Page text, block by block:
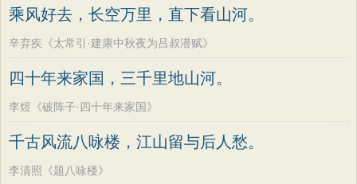
乘风好去，长空万里，直下看山河。
辛弃疾《太常引·建康中秋夜为吕叔潜赋》
四十年来家国，三千里地山河。
李煜《破阵子·四十年来家国》
千古风流八咏楼，江山留与后人愁。
李清照《题八咏楼》